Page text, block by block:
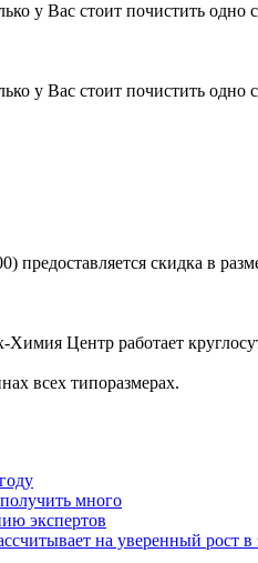
у Вас стоит почистить одно
у Вас стоит почистить одно
предоставляется скидка в
Центр работает
всех типоразмерах.
много
экспертов
на уверенный рост в